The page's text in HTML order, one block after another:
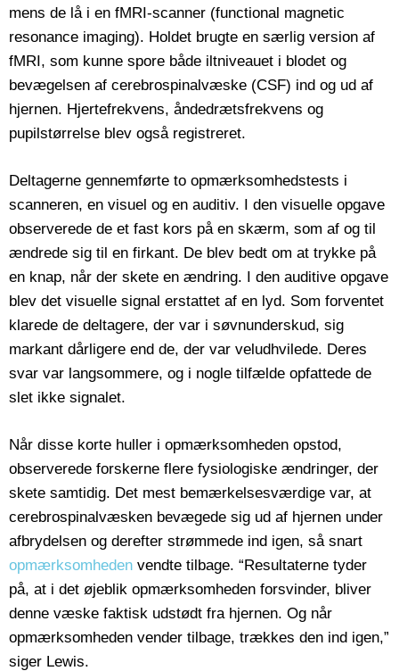
mens de lå i en fMRI-scanner (functional magnetic
resonance imaging). Holdet brugte en særlig version af
fMRI, som kunne spore både iltniveauet i blodet og
bevægelsen af cerebrospinalvæske (CSF) ind og ud af
hjernen. Hjertefrekvens, åndedrætsfrekvens og
pupilstørrelse blev også registreret.
Deltagerne gennemførte to opmærksomhedstests i
scanneren, en visuel og en auditiv. I den visuelle opgave
observerede de et fast kors på en skærm, som af og til
ændrede sig til en firkant. De blev bedt om at trykke på
en knap, når der skete en ændring. I den auditive opgave
blev det visuelle signal erstattet af en lyd. Som forventet
klarede de deltagere, der var i søvnunderskud, sig
markant dårligere end de, der var veludhvilede. Deres
svar var langsommere, og i nogle tilfælde opfattede de
slet ikke signalet.
Når disse korte huller i opmærksomheden opstod,
observerede forskerne flere fysiologiske ændringer, der
skete samtidig. Det mest bemærkelsesværdige var, at
cerebrospinalvæsken bevægede sig ud af hjernen under
afbrydelsen og derefter strømmede ind igen, så snart
opmærksomheden vendte tilbage. “Resultaterne tyder
på, at i det øjeblik opmærksomheden forsvinder, bliver
denne væske faktisk udstødt fra hjernen. Og når
opmærksomheden vender tilbage, trækkes den ind igen,”
siger Lewis.